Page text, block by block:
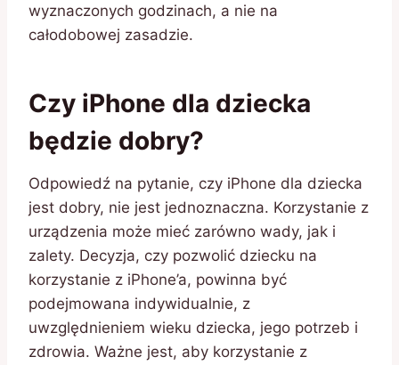
wyznaczonych godzinach, a nie na
całodobowej zasadzie.
Czy iPhone dla dziecka
będzie dobry?
Odpowiedź na pytanie, czy iPhone dla dziecka
jest dobry, nie jest jednoznaczna. Korzystanie z
urządzenia może mieć zarówno wady, jak i
zalety. Decyzja, czy pozwolić dziecku na
korzystanie z iPhone’a, powinna być
podejmowana indywidualnie, z
uwzględnieniem wieku dziecka, jego potrzeb i
zdrowia. Ważne jest, aby korzystanie z